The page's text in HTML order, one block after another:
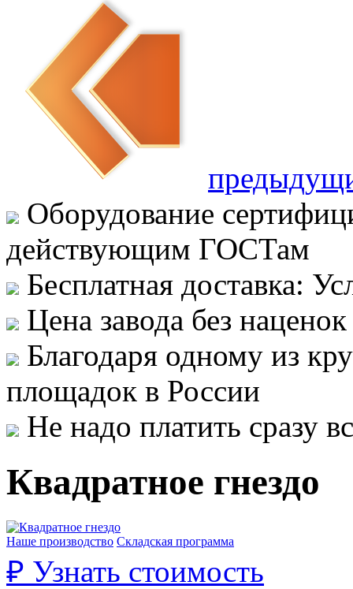
Оборудование
действующим ГОСТам
Бесплатная доставка:
Цена завода без
Благодаря одному из
площадок в России
Не надо платить сразу
Квадратное гнездо
Наше производство Складская программа
₽ Узнать стоимость